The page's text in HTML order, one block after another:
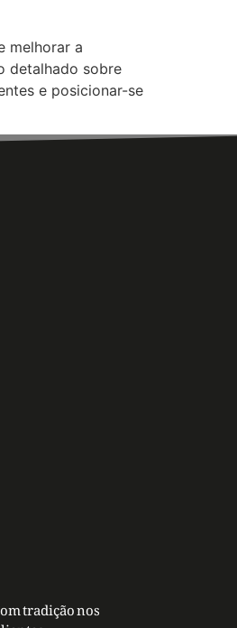
melhorar a
detalhado sobre
e posicionar-se
tradição nos